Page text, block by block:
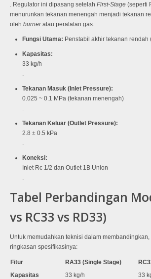
. Regulator ini dipasang setelah First-Stage (seperti
menurunkan tekanan menengah menjadi tekanan
oleh burneratau peralatan gas.
Fungsi Utama: Penstabil akhir tekanan rendah
Kapasitas:
33 kg/h
.
Tekanan Masuk (Inlet Pressure):
0.025 ~ 0.1 MPa (tekanan menengah)
.
Tekanan Keluar (Outlet Pressure):
2.8 ± 0.5 kPa
.
Koneksi:
Inlet Rc 1/2 dan Outlet 1B Union
.
Tabel Perbandingan
vs RC33 vs RD33)
Untuk memudahkan teknisi dalam
ringkasan spesifikasinya:
Fitur RA33 (Single Stage)
Kapasitas
33 kg/h 33